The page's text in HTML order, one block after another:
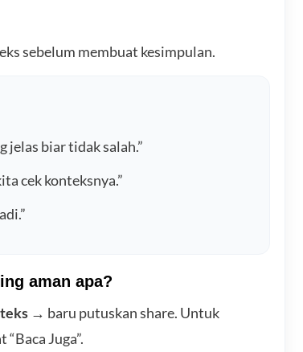
sebelum membuat kesimpulan.
jelas biar tidak salah.”
cek konteksnya.”
aman apa?
→ baru putuskan share. Untuk
Juga”.